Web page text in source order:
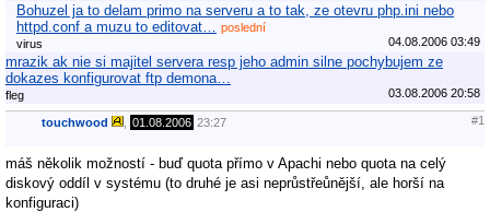
Bohuzel ja to delam primo na serveru a to tak, ze otevru php.ini nebo
httpd.conf a muzu to editovat…
poslední
virus
04.08.2006 03:49
mrazik ak nie si majitel servera resp jeho admin silne pochybujem ze
dokazes konfigurovat ftp demona…
fleg 03.08.2006 20:58
touchwood 01.08.2006 23:27 #1
máš několik možností - buď quota přímo v Apachi nebo quota na celý
diskový oddíl v systému (to druhé je asi neprůstřeůnější, ale horší na
konfiguraci)